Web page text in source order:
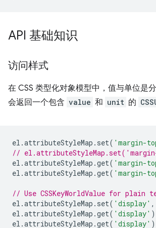
API 基础知识
访问样式
在 CSS 类型化对象模型中，值与单位是
会返回一个包含 value 和 unit 的
el .attributeStyleMap . set( 'margin-
//
el .attributeStyleMap .get( 'margin-
el .attributeStyleMap .get( 'margin-
// Use CSSKeyWorldValue for plain
el .attributeStyleMap . set( 'display' ,
el .attributeStyleMap .get( 'display'
el .attributeStyleMap .get( 'display'